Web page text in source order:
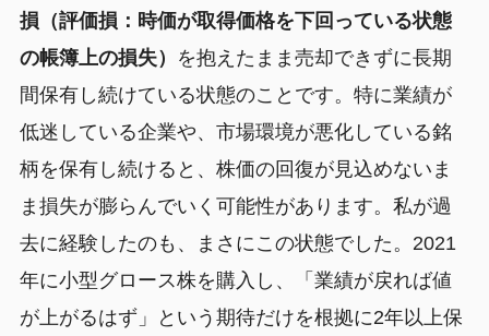
損（評価損：時価が取得価格を下回っている状態
の帳簿上の損失）
を抱えたまま売却できずに長期
間保有し続けている状態のことです。特に業績が
低迷している企業や、市場環境が悪化している銘
柄を保有し続けると、株価の回復が見込めないま
ま損失が膨らんでいく可能性があります。私が過
去に経験したのも、まさにこの状態でした。2021
年に小型グロース株を購入し、「業績が戻れば値
が上がるはず」という期待だけを根拠に2年以上保